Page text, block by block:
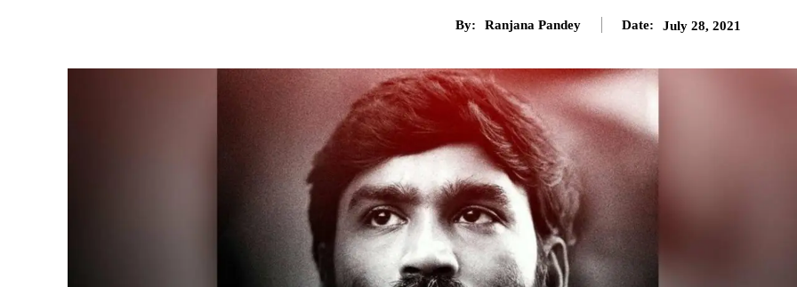
By: Ranjana Pandey Date: July 28, 2021